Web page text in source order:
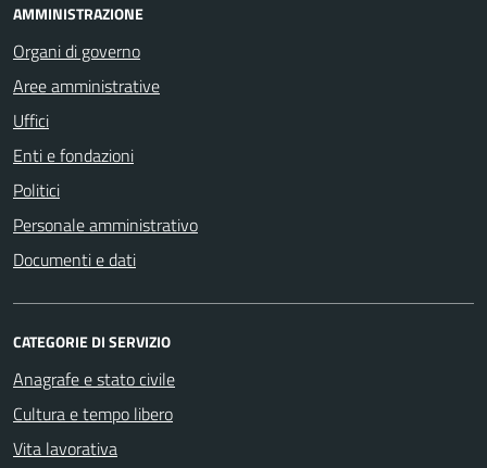
AMMINISTRAZIONE
Organi di governo
Aree amministrative
Uffici
Enti e fondazioni
Politici
Personale amministrativo
Documenti e dati
CATEGORIE DI SERVIZIO
Anagrafe e stato civile
Cultura e tempo libero
Vita lavorativa